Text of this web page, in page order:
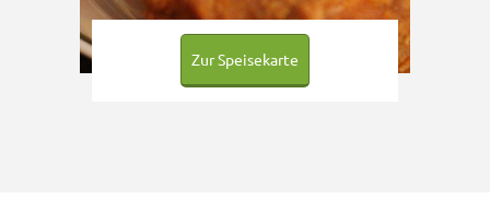
Zur Speisekarte